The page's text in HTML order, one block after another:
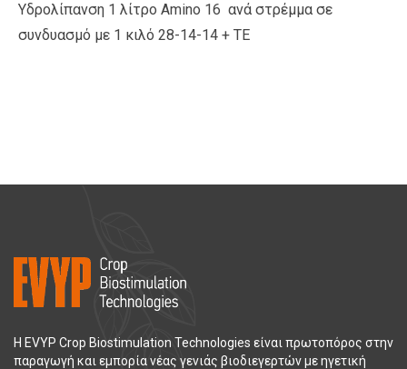
Υδρολίπανση 1 λίτρο Amino 16 ανά στρέμμα σε
συνδυασμό με 1 κιλό 28-14-14 + TE
Η EVYP Crop Biostimulation Technologies είναι πρωτοπόρος στην
παραγωγή και εμπορία νέας γενιάς βιοδιεγερτών με ηγετική